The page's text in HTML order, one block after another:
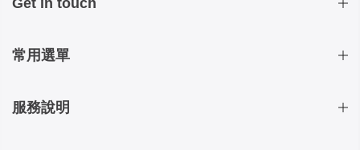
常用選單
服務說明